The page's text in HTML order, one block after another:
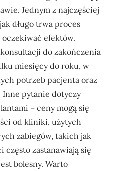
Jednym z najczęściej
długo trwa proces
efektów.
do zakończenia
miesięcy do roku, w
potrzeb pacjenta oraz
Inne pytanie dotyczy
– ceny mogą się
od kliniki, użytych
zabiegów, takich jak
często zastanawiają się
bolesny. Warto